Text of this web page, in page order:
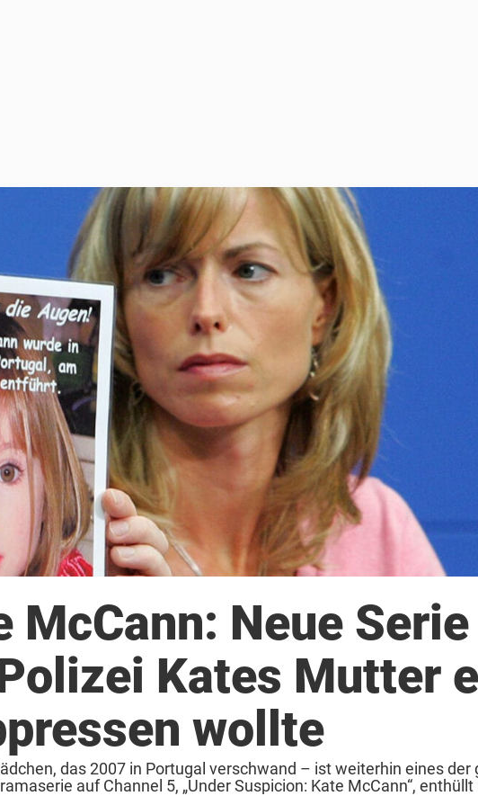
McCann: Neue Serie
Kates Mutter
wollte
das 2007 in Portugal verschwand – ist weiterhin eines der
auf Channel 5, „Under Suspicion: Kate McCann“, enthüllt